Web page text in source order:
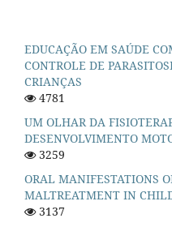
EDUCAÇÃO EM SAÚDE
CONTROLE DE
CRIANÇAS
4781
UM OLHAR DA
DESENVOLVIMENTO
3259
ORAL MANIFESTATIONS
MALTREATMENT IN
3137